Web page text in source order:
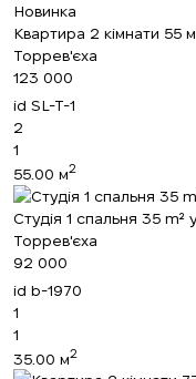
Новинка
Квартира 2 кімнати 55
Торрев'єха
123 000
id SL-T-1
2
1
55.00 м2
Студія 1 спальня 35 m²
Торрев'єха
92 000
id b-1970
1
1
35.00 м2